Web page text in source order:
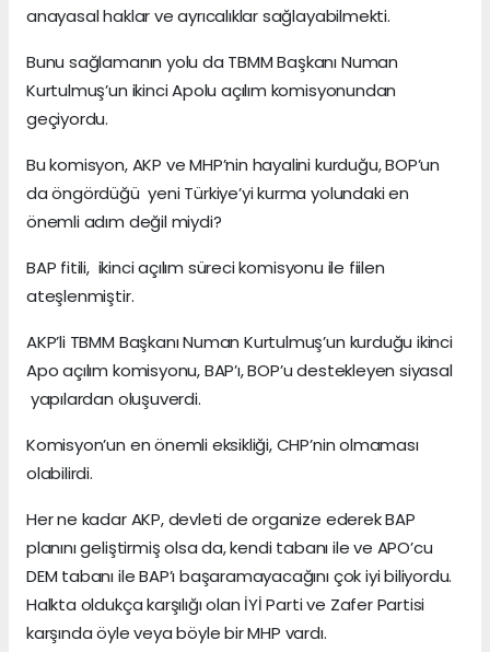
anayasal haklar ve ayrıcalıklar sağlayabilmekti.
Bunu sağlamanın yolu da TBMM Başkanı Numan
Kurtulmuş’un ikinci Apolu açılım komisyonundan
geçiyordu.
Bu komisyon, AKP ve MHP’nin hayalini kurduğu, BOP’un
da öngördüğü yeni Türkiye’yi kurma yolundaki en
önemli adım değil miydi?
BAP fitili, ikinci açılım süreci komisyonu ile fiilen
ateşlenmiştir.
AKP’li TBMM Başkanı Numan Kurtulmuş’un kurduğu ikinci
Apo açılım komisyonu, BAP’ı, BOP’u destekleyen siyasal
yapılardan oluşuverdi.
Komisyon’un en önemli eksikliği, CHP’nin olmaması
olabilirdi.
Her ne kadar AKP, devleti de organize ederek BAP
planını geliştirmiş olsa da, kendi tabanı ile ve APO’cu
DEM tabanı ile BAP’ı başaramayacağını çok iyi biliyordu.
Halkta oldukça karşılığı olan İYİ Parti ve Zafer Partisi
karşında öyle veya böyle bir MHP vardı.